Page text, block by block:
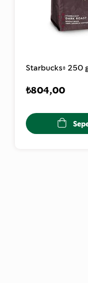
Starbucks® 250
₺804,00